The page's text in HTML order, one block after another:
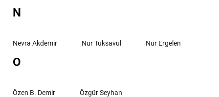
N
Nevra Akdemir Nur Tuksavul Nur Ergelen
O
Özen B. Demir
Özgür Seyhan